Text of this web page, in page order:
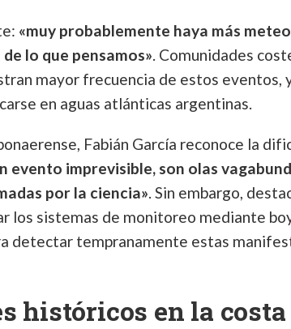
«muy probablemente haya más
lo que pensamos». Comunidades
mayor frecuencia de estos eventos,
en aguas atlánticas argentinas.
Fabián García reconoce la
evento imprevisible, son olas
por la ciencia». Sin embargo,
los sistemas de monitoreo mediante
detectar tempranamente estas
históricos en la costa